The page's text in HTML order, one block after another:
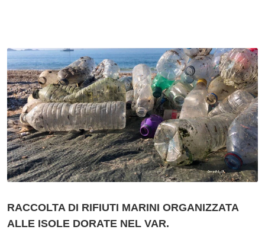
RACCOLTA DI RIFIUTI MARINI ORGANIZZATA
ALLE ISOLE DORATE NEL VAR.